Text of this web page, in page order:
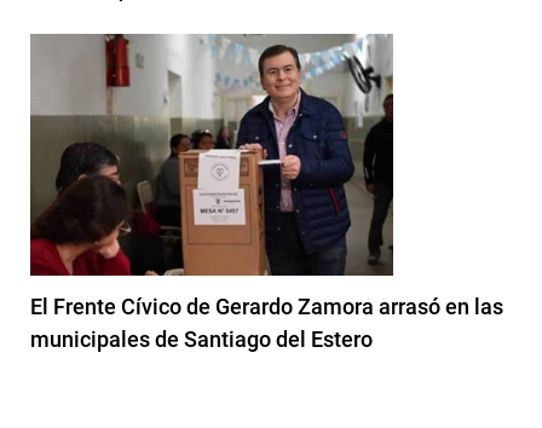
El Frente Cívico de Gerardo Zamora arrasó en las
municipales de Santiago del Estero